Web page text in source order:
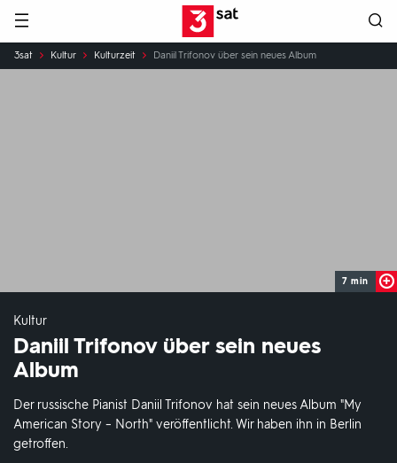
Hauptnavigation 3SAT
Sie
sind
3sat Kultur Kulturzeit Daniil Trifonov über sein neues Album
7 min
Kultur
Daniil Trifonov über sein neues
Album
Der russische Pianist Daniil Trifonov hat sein neues Album "My
American Story – North" veröffentlicht. Wir haben ihn in Berlin
getroffen.